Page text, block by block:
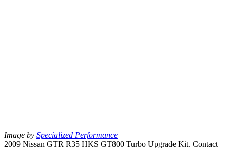
Image by Specialized Performance
2009 Nissan GTR R35 HKS GT800 Turbo Upgrade Kit. Contact